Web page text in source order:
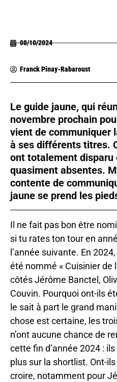
08/10/2024
Franck Pinay-Rabaroust
Le guide jaune, qui
novembre prochain
vient de communiquer
à ses différents titres.
ont totalement
quasiment absentes.
contente de
jaune se prend les
Il ne fait pas bon être
si tu rates ton tour en
l’année suivante. En
été nommé « Cuisinier de
côtés Jérôme Banctel,
Couvin. Pourquoi ont-ils
le sait à part le grand
chose est certaine, les
n’ont aucune chance de
cette fin d’année 2024 :
plus sur la shortlist. Ont-
croire, notamment pour